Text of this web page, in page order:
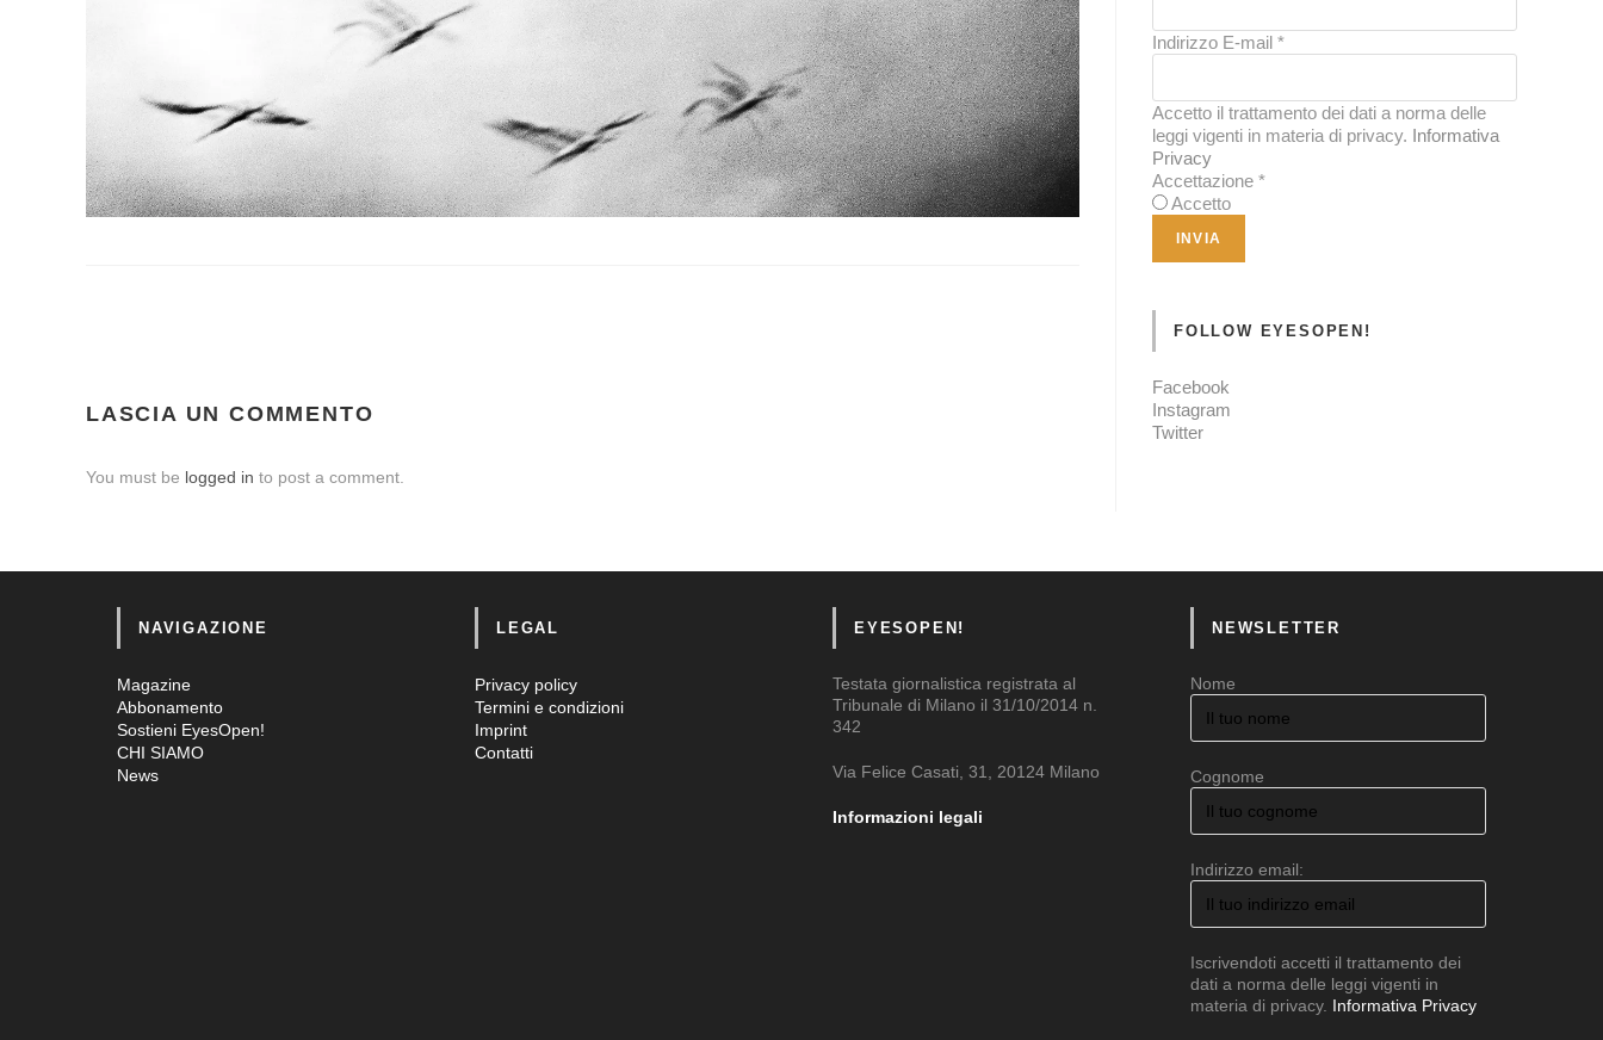
LASCIA UN COMMENTO
You must be logged in to post a comment.
Indirizzo E-mail *
Accetto il trattamento dei dati a norma delle
leggi vigenti in materia di privacy. Informativa
Privacy
Accettazione *
Accetto
FOLLOW EYESOPEN!
Facebook
Instagram
Twitter
NAVIGAZIONE
Magazine
Abbonamento
Sostieni EyesOpen!
CHI SIAMO
News
LEGAL
Privacy policy
Termini e condizioni
Imprint
Contatti
EYESOPEN!
Testata giornalistica registrata al
Tribunale di Milano il 31/10/2014 n.
342
Via Felice Casati, 31, 20124 Milano
Informazioni legali
NEWSLETTER
Nome
Cognome
Indirizzo email:
Iscrivendoti accetti il trattamento dei
dati a norma delle leggi vigenti in
materia di privacy. Informativa Privacy